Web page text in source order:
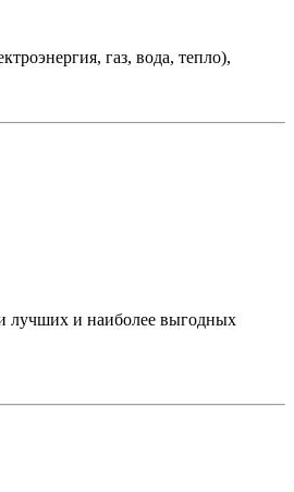
газ, вода, тепло),
лучших и наиболее выгодных